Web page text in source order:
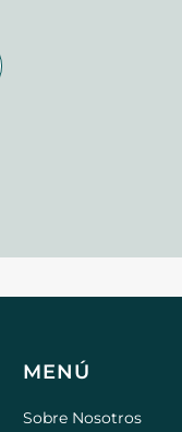
MENÚ
Sobre Nosotros